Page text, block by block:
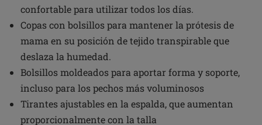
confortable para utilizar todos los días.
Copas con bolsillos para mantener la prótesis de
mama en su posición de tejido transpirable que
deslaza la humedad.
Bolsillos moldeados para aportar forma y soporte,
incluso para los pechos más voluminosos
Tirantes ajustables en la espalda, que aumentan
proporcionalmente con la talla